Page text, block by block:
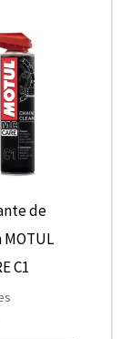
de
MOTUL
C1